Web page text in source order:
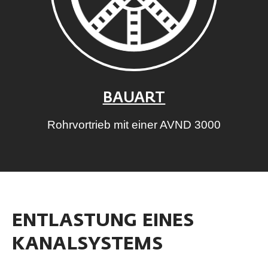
BAUART
Rohrvortrieb mit einer AVND 3000
ENTLASTUNG EINES
KANALSYSTEMS